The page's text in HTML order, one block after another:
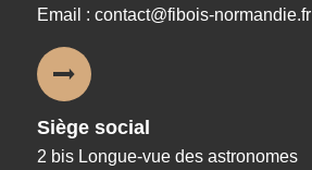
Email : contact@fibois-normandie.fr
Siège social
2 bis Longue-vue des astronomes